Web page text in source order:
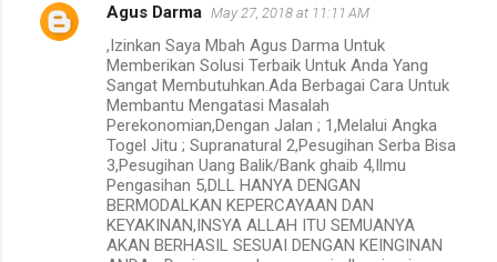
Agus Darma May 27, 2018 at 11:11 AM
,Izinkan Saya Mbah Agus Darma Untuk
Memberikan Solusi Terbaik Untuk Anda Yang
Sangat Membutuhkan.Ada Berbagai Cara Untuk
Membantu Mengatasi Masalah
Perekonomian,Dengan Jalan ; 1,Melalui Angka
Togel Jitu ; Supranatural 2,Pesugihan Serba Bisa
3,Pesugihan Uang Balik/Bank ghaib 4,Ilmu
Pengasihan 5,DLL HANYA DENGAN
BERMODALKAN KEPERCAYAAN DAN
KEYAKINAN,INSYA ALLAH ITU SEMUANYA
AKAN BERHASIL SESUAI DENGAN KEINGINAN